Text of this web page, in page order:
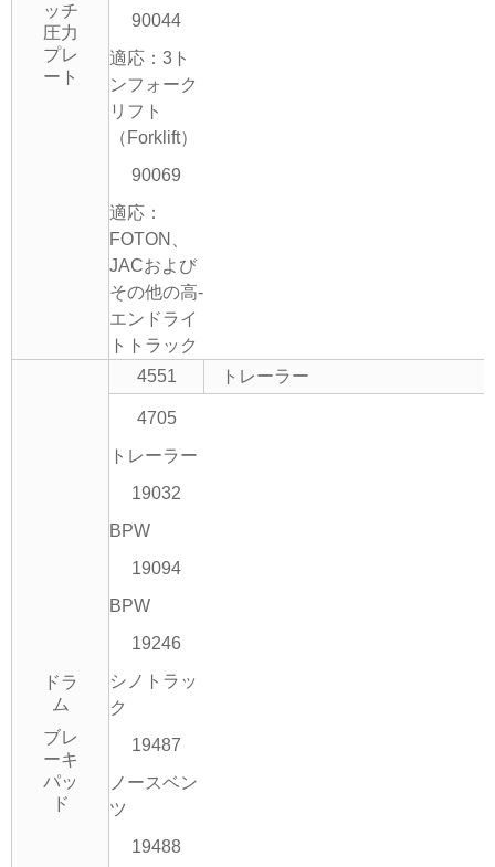
ッチ
圧力
プレ
ート
90044
適応：3ト
ンフォーク
リフト
（Forklift）
90069
適応：
FOTON、
JACおよび
その他の高-
エンドライ
トトラック
ドラ
ム
ブレ
ーキ
パッ
ド
4551 トレーラー
4705
トレーラー
19032
BPW
19094
BPW
19246
シノトラッ
ク
19487
ノースベン
ツ
19488